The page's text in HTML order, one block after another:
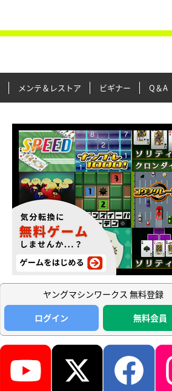
メンテ＆レストア ビギナー Q＆A
ヤングマシンワークス 無料登録
ログイン
無料会員